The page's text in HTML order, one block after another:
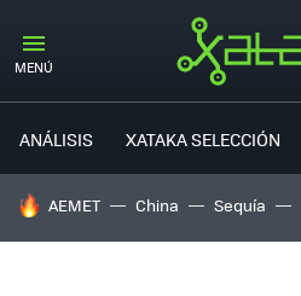
MENÚ
ANÁLISIS XATAKA SELECCIÓN
HOY SE HABLA DE
AEMET China Sequía